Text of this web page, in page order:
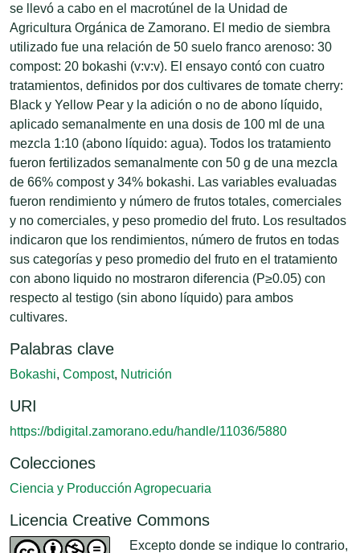
se llevó a cabo en el macrotúnel de la Unidad de
Agricultura Orgánica de Zamorano. El medio de siembra
utilizado fue una relación de 50 suelo franco arenoso: 30
compost: 20 bokashi (v:v:v). El ensayo contó con cuatro
tratamientos, definidos por dos cultivares de tomate cherry:
Black y Yellow Pear y la adición o no de abono líquido,
aplicado semanalmente en una dosis de 100 ml de una
mezcla 1:10 (abono líquido: agua). Todos los tratamiento
fueron fertilizados semanalmente con 50 g de una mezcla
de 66% compost y 34% bokashi. Las variables evaluadas
fueron rendimiento y número de frutos totales, comerciales
y no comerciales, y peso promedio del fruto. Los resultados
indicaron que los rendimientos, número de frutos en todas
sus categorías y peso promedio del fruto en el tratamiento
con abono liquido no mostraron diferencia (P≥0.05) con
respecto al testigo (sin abono líquido) para ambos
cultivares.
Palabras clave
Bokashi, Compost, Nutrición
URI
https://bdigital.zamorano.edu/handle/11036/5880
Colecciones
Ciencia y Producción Agropecuaria
Licencia Creative Commons
Excepto donde se indique lo contrario,